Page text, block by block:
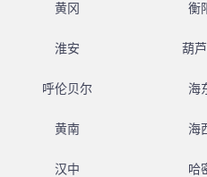
黄冈 衡
淮安 葫
呼伦贝尔 海
黄南 海
汉中 哈